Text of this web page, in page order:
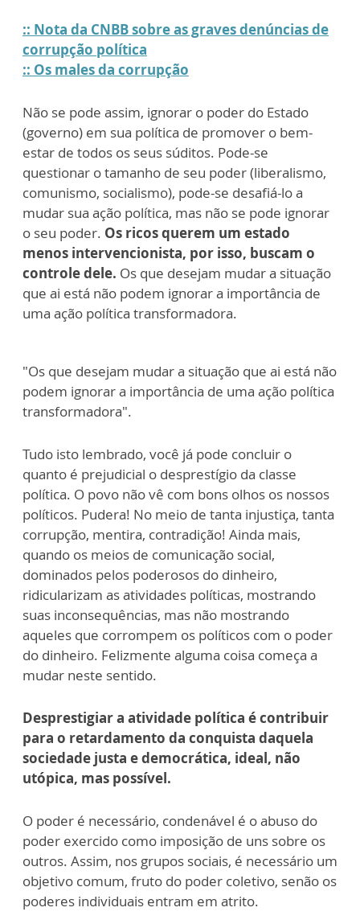
:: Nota da CNBB sobre as graves denúncias de
corrupção política
:: Os males da corrupção
Não se pode assim, ignorar o poder do Estado
(governo) em sua política de promover o bem-
estar de todos os seus súditos. Pode-se
questionar o tamanho de seu poder (liberalismo,
comunismo, socialismo), pode-se desafiá-lo a
mudar sua ação política, mas não se pode ignorar
o seu poder. Os ricos querem um estado
menos intervencionista, por isso, buscam o
controle dele. Os que desejam mudar a situação
que ai está não podem ignorar a importância de
uma ação política transformadora.
"Os que desejam mudar a situação que ai está não
podem ignorar a importância de uma ação política
transformadora".
Tudo isto lembrado, você já pode concluir o
quanto é prejudicial o desprestígio da classe
política. O povo não vê com bons olhos os nossos
políticos. Pudera! No meio de tanta injustiça, tanta
corrupção, mentira, contradição! Ainda mais,
quando os meios de comunicação social,
dominados pelos poderosos do dinheiro,
ridicularizam as atividades políticas, mostrando
suas inconsequências, mas não mostrando
aqueles que corrompem os políticos com o poder
do dinheiro. Felizmente alguma coisa começa a
mudar neste sentido.
Desprestigiar a atividade política é contribuir
para o retardamento da conquista daquela
sociedade justa e democrática, ideal, não
utópica, mas possível.
O poder é necessário, condenável é o abuso do
poder exercido como imposição de uns sobre os
outros. Assim, nos grupos sociais, é necessário um
objetivo comum, fruto do poder coletivo, senão os
poderes individuais entram em atrito.